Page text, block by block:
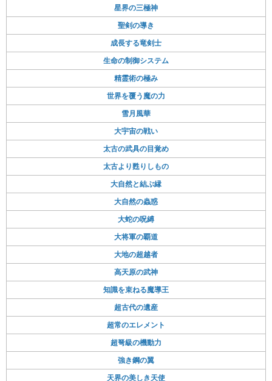
星界の三極神
聖剣の導き
成長する竜剣士
生命の制御システム
精霊術の極み
世界を覆う魔の力
雪月風華
大宇宙の戦い
太古の武具の目覚め
太古より甦りしもの
大自然と結ぶ縁
大自然の蟲惑
大蛇の呪縛
大将軍の覇道
大地の超越者
高天原の武神
知識を束ねる魔導王
超古代の遺産
超常のエレメント
超弩級の機動力
強き鋼の翼
天界の美しき天使